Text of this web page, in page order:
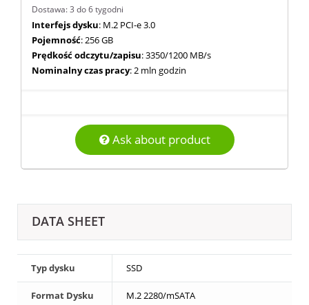
Dostawa: 3 do 6 tygodni
Interfejs dysku: M.2 PCI-e 3.0
Pojemność: 256 GB
Prędkość odczytu/zapisu: 3350/1200 MB/s
Nominalny czas pracy: 2 mln godzin
Ask about product
DATA SHEET
Typ dysku SSD
Format Dysku M.2 2280/mSATA